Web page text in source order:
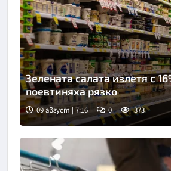
Зелената салата излетя с
поевтиняха рязко
09 август | 7:16 0 373